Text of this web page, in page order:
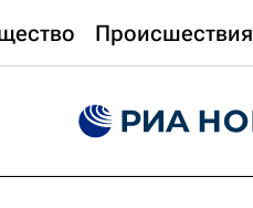
Происшествия